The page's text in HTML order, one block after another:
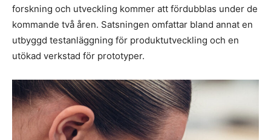
forskning och utveckling kommer att fördubblas under de
kommande två åren. Satsningen omfattar bland annat en
utbyggd testanläggning för produktutveckling och en
utökad verkstad för prototyper.